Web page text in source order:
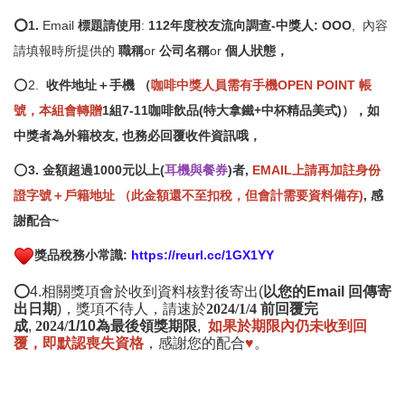
⭕1. Email 標題請使用: 112年度校友流向調查-中獎人: OOO, 內容
請填報時所提供的 職稱or 公司名稱or 個人狀態，
⭕2. 收件地址＋手機 （咖啡中獎人員需有手機OPEN POINT 帳
號，本組會轉贈1組7-11咖啡飲品(特大拿鐵+中杯精品美式)），如
中獎者為外籍校友, 也務必回覆收件資訊哦，
⭕3. 金額超過1000元以上(耳機與餐券)者, EMAIL上請再加註身份
證字號＋戶籍地址 （此金額還不至扣稅，但會計需要資料備存), 感
謝配合~
獎品稅務小常識: https://reurl.cc/1GX1YY
⭕4.相關獎項會於收到資料核對後寄出(以您的Email 回傳寄
出日期)，獎項不待人，請速於2024/1/4 前回覆完
成, 2024/1/10為最後領獎期限, 如果於期限內仍未收到回
覆，即默認喪失資格 ，感謝您的配合♥️。